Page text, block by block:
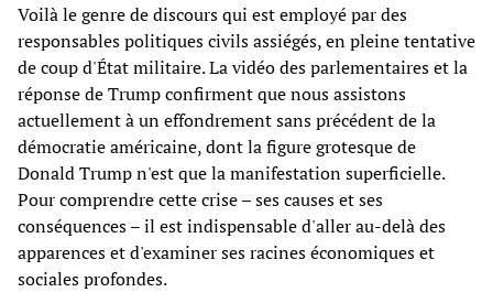
Voilà le genre de discours qui est employé par des
responsables politiques civils assiégés, en pleine tentative
de coup d'État militaire. La vidéo des parlementaires et la
réponse de Trump confirment que nous assistons
actuellement à un effondrement sans précédent de la
démocratie américaine, dont la figure grotesque de
Donald Trump n'est que la manifestation superficielle.
Pour comprendre cette crise – ses causes et ses
conséquences – il est indispensable d'aller au-delà des
apparences et d'examiner ses racines économiques et
sociales profondes.